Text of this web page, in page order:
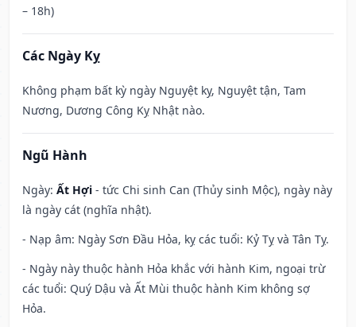
– 18h)
Các Ngày Kỵ
Không phạm bất kỳ ngày Nguyệt kỵ, Nguyệt tận, Tam
Nương, Dương Công Kỵ Nhật nào.
Ngũ Hành
Ngày: Ất Hợi - tức Chi sinh Can (Thủy sinh Mộc), ngày này
là ngày cát (nghĩa nhật).
- Nạp âm: Ngày Sơn Đầu Hỏa, kỵ các tuổi: Kỷ Tỵ và Tân Tỵ.
- Ngày này thuộc hành Hỏa khắc với hành Kim, ngoại trừ
các tuổi: Quý Dậu và Ất Mùi thuộc hành Kim không sợ
Hỏa.